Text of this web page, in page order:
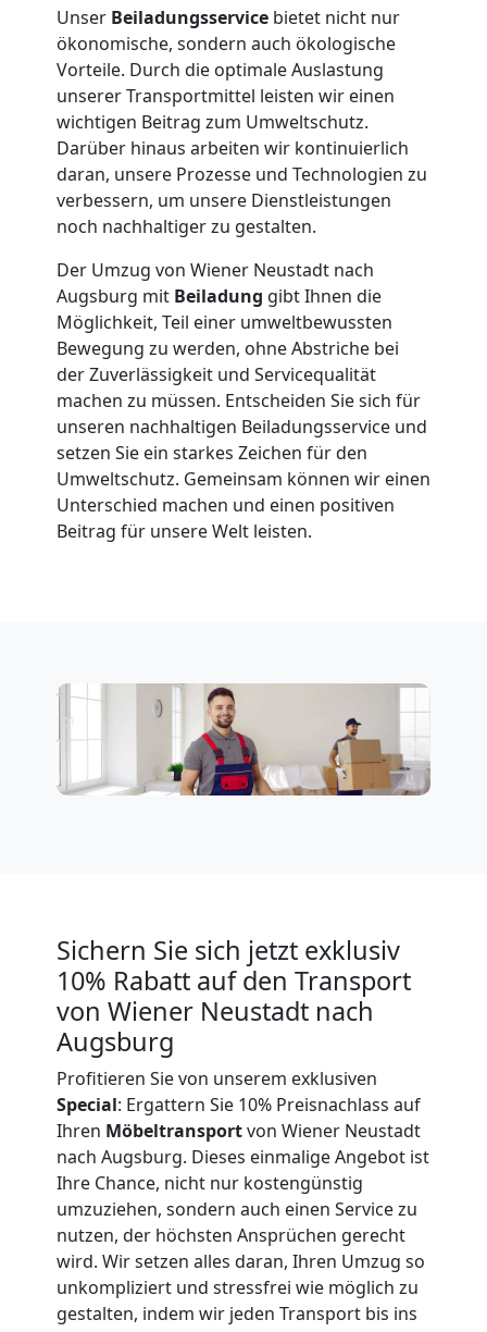
Unser Beiladungsservice bietet nicht nur
ökonomische, sondern auch ökologische
Vorteile. Durch die optimale Auslastung
unserer Transportmittel leisten wir einen
wichtigen Beitrag zum Umweltschutz.
Darüber hinaus arbeiten wir kontinuierlich
daran, unsere Prozesse und Technologien zu
verbessern, um unsere Dienstleistungen
noch nachhaltiger zu gestalten.
Der Umzug von Wiener Neustadt nach
Augsburg mit Beiladung gibt Ihnen die
Möglichkeit, Teil einer umweltbewussten
Bewegung zu werden, ohne Abstriche bei
der Zuverlässigkeit und Servicequalität
machen zu müssen. Entscheiden Sie sich für
unseren nachhaltigen Beiladungsservice und
setzen Sie ein starkes Zeichen für den
Umweltschutz. Gemeinsam können wir einen
Unterschied machen und einen positiven
Beitrag für unsere Welt leisten.
Sichern Sie sich jetzt exklusiv
10% Rabatt auf den Transport
von Wiener Neustadt nach
Augsburg
Profitieren Sie von unserem exklusiven
Special: Ergattern Sie 10% Preisnachlass auf
Ihren Möbeltransportvon Wiener Neustadt
nach Augsburg. Dieses einmalige Angebot ist
Ihre Chance, nicht nur kostengünstig
umzuziehen, sondern auch einen Service zu
nutzen, der höchsten Ansprüchen gerecht
wird. Wir setzen alles daran, Ihren Umzug so
unkompliziert und stressfrei wie möglich zu
gestalten, indem wir jeden Transport bis ins
Möbellift
Wiener
Neustadt
Übersiedlung
Wiener
Neustadt
Klaviertransport
Wiener
Neustadt
Neustadt
Tresortransport
Neustadt
Umzug
für
Senioren
Wiener